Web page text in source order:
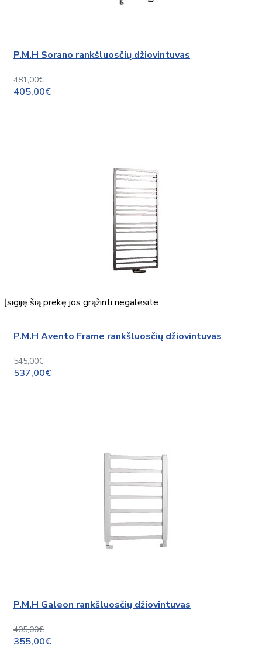
P.M.H Sorano rankšluosčių džiovintuvas
481,00€
405,00€
Įsigiję šią prekę jos grąžinti negalėsite
P.M.H Avento Frame rankšluosčių džiovintuvas
545,00€
537,00€
P.M.H Galeon rankšluosčių džiovintuvas
405,00€
355,00€